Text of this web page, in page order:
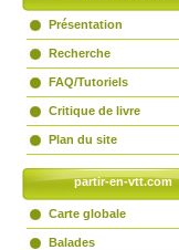
Présentation
Recherche
FAQ/Tutoriels
Critique de livre
Plan du site
partir-en-vtt.com
Carte globale
Balades